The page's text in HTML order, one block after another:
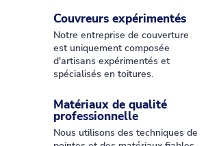
Couvreurs expérimentés
Notre entreprise de couverture
est uniquement composée
d'artisans expérimentés et
spécialisés en toitures.
Matériaux de qualité
professionnelle
Nous utilisons des techniques de